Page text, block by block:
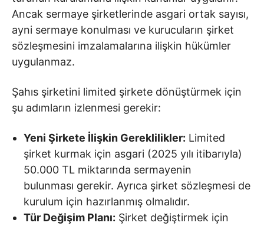
Ancak sermaye şirketlerinde asgari ortak sayısı,
ayni sermaye konulması ve kurucuların şirket
sözleşmesini imzalamalarına ilişkin hükümler
uygulanmaz.
Şahıs şirketini limited şirkete dönüştürmek için
şu adımların izlenmesi gerekir:
Yeni Şirkete İlişkin Gereklilikler: Limited
şirket kurmak için asgari (2025 yılı itibarıyla)
50.000 TL miktarında sermayenin
bulunması gerekir. Ayrıca şirket sözleşmesi de
kurulum için hazırlanmış olmalıdır.
Tür Değişim Planı: Şirket değiştirmek için